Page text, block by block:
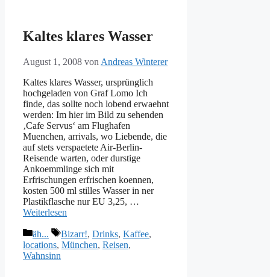
Kaltes klares Wasser
August 1, 2008 von Andreas Winterer
Kaltes klares Wasser, ursprünglich
hochgeladen von Graf Lomo Ich
finde, das sollte noch lobend erwaehnt
werden: Im hier im Bild zu sehenden
‚Cafe Servus‘ am Flughafen
Muenchen, arrivals, wo Liebende, die
auf stets verspaetete Air-Berlin-
Reisende warten, oder durstige
Ankoemmlinge sich mit
Erfrischungen erfrischen koennen,
kosten 500 ml stilles Wasser in ner
Plastikflasche nur EU 3,25, …
Weiterlesen
Kategorien
äh... Schlagwörter
Bizarr!, Drinks, Kaffee,
locations, München, Reisen,
Wahnsinn